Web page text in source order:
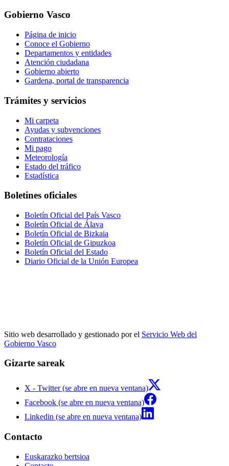
Gobierno Vasco
Página de inicio
Conoce el Gobierno
Departamentos y entidades
Atención ciudadana
Gobierno abierto
Gardena, portal de transparencia
Trámites y servicios
Mi carpeta
Ayudas y subvenciones
Contrataciones
Mi pago
Meteorología
Estado del tráfico
Estadística
Boletines oficiales
Boletín Oficial del País Vasco
Boletín Oficial de Álava
Boletín Oficial de Bizkaia
Boletín Oficial de Gipuzkoa
Boletín Oficial del Estado
Diario Oficial de la Unión Europea
Sitio web desarrollado y gestionado por el Servicio Web del
Gobierno Vasco
Gizarte sareak
X - Twitter (se abre en nueva ventana)
Facebook (se abre en nueva ventana)
Linkedin (se abre en nueva ventana)
Contacto
Euskarazko bertsioa